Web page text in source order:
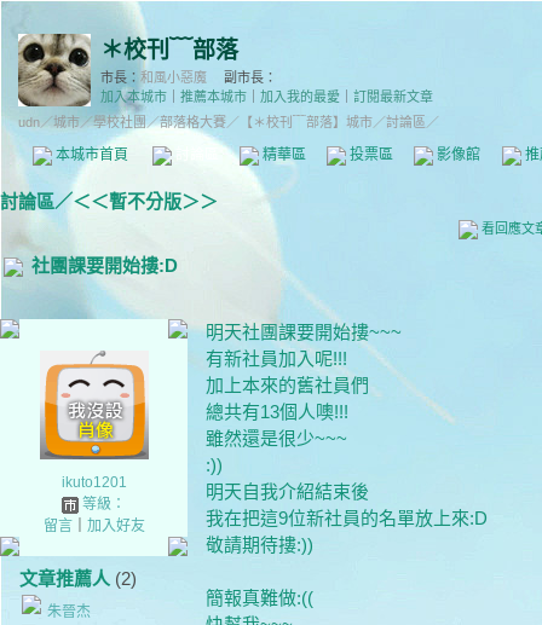
＊校刊﹋部落
市長： 和風小惡魔
副市長：
加入本城市
推薦本城市 加入我的最愛
訂閱最新文章
udn／城市／學校社團／部落格大賽／ 【＊校刊﹋部落】城市／討論區／
本城市首頁 精華區 投票區 影像館
討論區／＜＜暫不分版＞＞
看回應文
社團課要開始摟:D
ikuto1201
等級：
留言｜ 加入好友
文章推薦人 (2)
朱晉杰
明天社團課要開始摟~~~
有新社員加入呢!!!
加上本來的舊社員們
總共有13個人噢!!!
雖然還是很少~~~
:))
明天自我介紹結束後
我在把這9位新社員的名單放上來:D
敬請期待摟:))
簡報真難做:((